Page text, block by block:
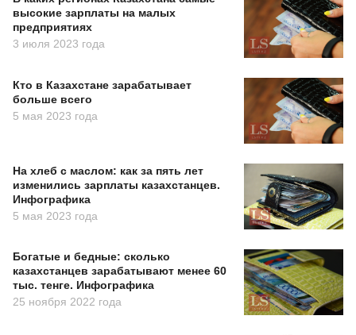
высокие зарплаты на малых
предприятиях
3 июля 2023 года
Кто в Казахстане зарабатывает
больше всего
5 мая 2023 года
На хлеб с маслом: как за пять лет
изменились зарплаты казахстанцев.
Инфографика
5 мая 2023 года
Богатые и бедные: сколько
казахстанцев зарабатывают менее 60
тыс. тенге. Инфографика
25 ноября 2022 года